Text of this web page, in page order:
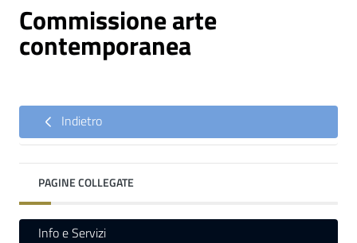
Commissione arte
contemporanea
Indietro
PAGINE COLLEGATE
Info e Servizi